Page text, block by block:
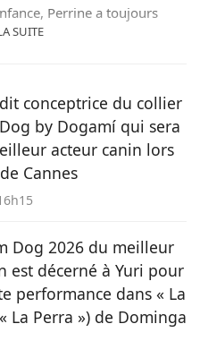
SUITE
Perrine a toujours
ou encore d'oiseaux.
à quatre pattes pour le
conceptrice du collier
by Dogamí qui sera
acteur canin lors
Cannes
Dog 2026 du meilleur
est décerné à Yuri pour
performance dans « La
La Perra ») de Dominga